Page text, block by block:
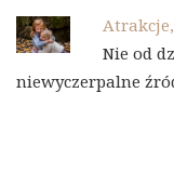
Nie od
niewyczerpalne